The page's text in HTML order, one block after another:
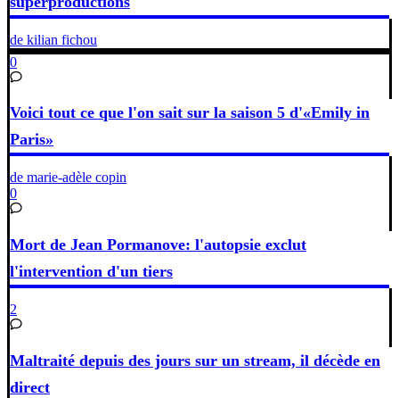
de kilian fichou
0
Voici tout ce que l'on sait sur la saison 5 d'«Emily in
Paris»
de marie-adèle copin
0
Mort de Jean Pormanove: l'autopsie exclut
l'intervention d'un tiers
2
Maltraité depuis des jours sur un stream, il décède en
direct